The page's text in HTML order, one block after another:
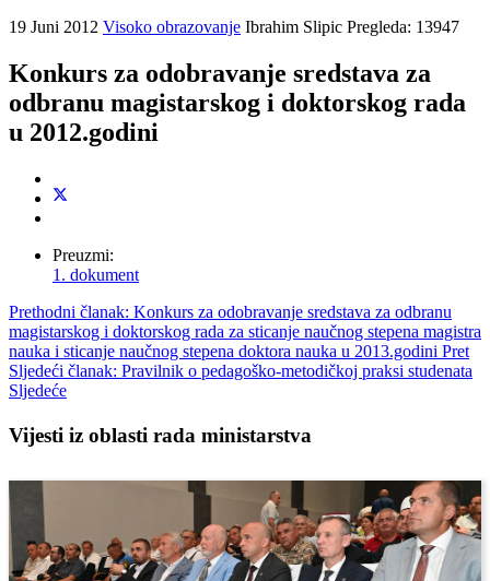
19 Juni 2012 Visoko obrazovanje Ibrahim Slipic Pregleda: 13947
Konkurs za odobravanje sredstava za
odbranu magistarskog i doktorskog rada
u 2012.godini
Preuzmi:
1. dokument
Prethodni članak: Konkurs za odobravanje sredstava za odbranu
magistarskog i doktorskog rada za sticanje naučnog stepena magistra
nauka i sticanje naučnog stepena doktora nauka u 2013.godini Pret
Sljedeći članak: Pravilnik o pedagoško-metodičkoj praksi studenata
Sljedeće
Vijesti iz oblasti rada ministarstva